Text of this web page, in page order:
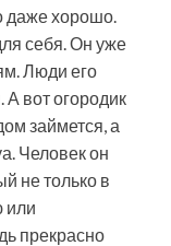
даже хорошо.
себя. Он уже
Люди его
А вот огородик
займется, а
Человек он
не только в
или
прекрасно